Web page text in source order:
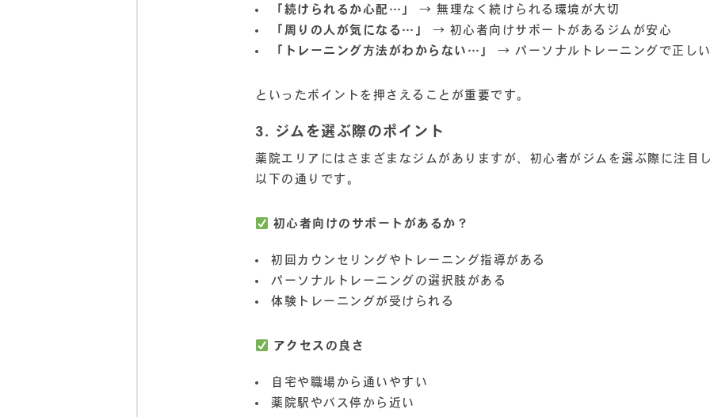
「続けられるか心配…」
→ 無理なく続けられる環境が大切
「周りの人が気になる…」
→ 初心者向けサポートがあるジムが安心
「トレーニング方法がわからない…」
→ パーソナルトレーニングで正し
といったポイントを押さえることが重要です。
3. ジムを選ぶ際のポイント
薬院エリアにはさまざまなジムがありますが、初心者がジムを選ぶ際に注目
以下の通りです。
初心者向けのサポートがあるか？
初回カウンセリングやトレーニング指導がある
パーソナルトレーニングの選択肢がある
体験トレーニングが受けられる
アクセスの良さ
自宅や職場から通いやすい
薬院駅やバス停から近い